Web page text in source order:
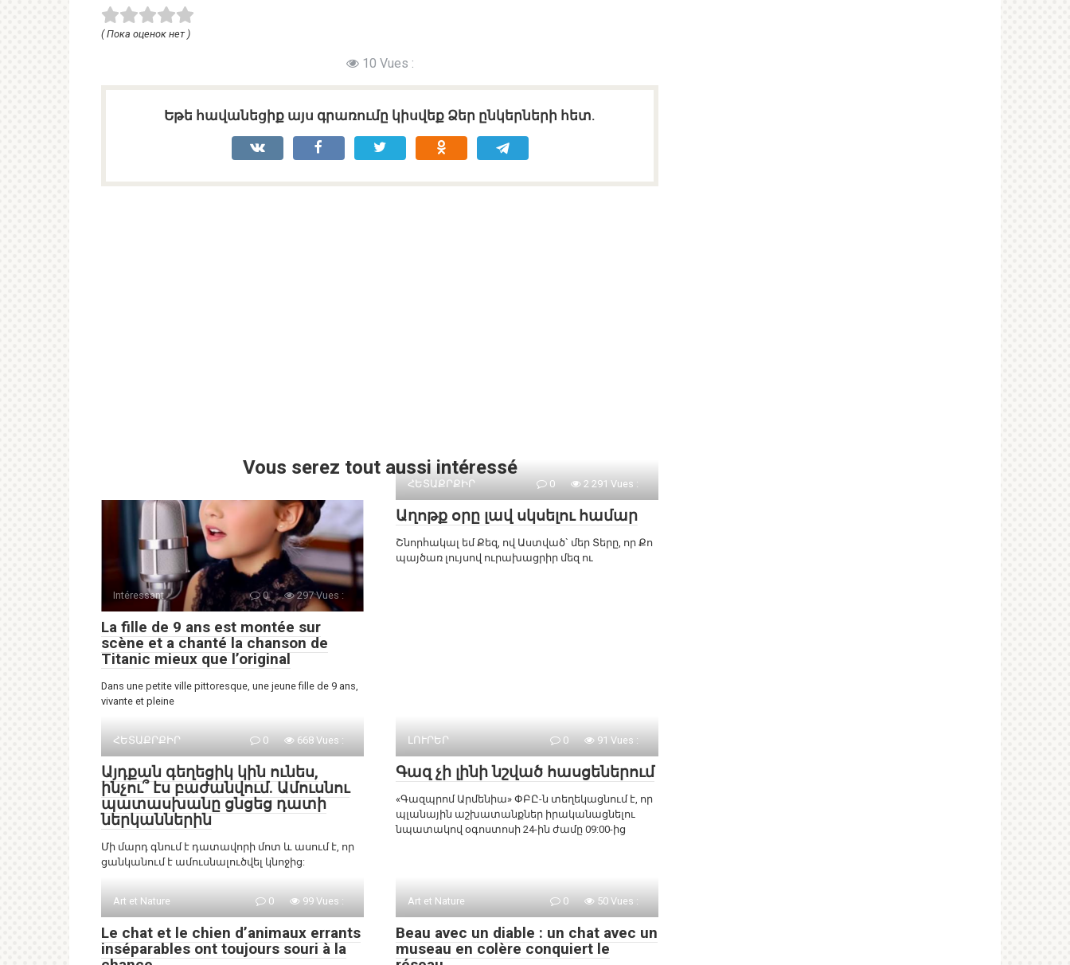
( Пока оценок нет )
10 Vues :
Եթե հավանեցիք այս գրառումը կիսվեք Ձեր ընկերների հետ.
Vous serez tout aussi intéressé
Intéressant 0 297 Vues :
La fille de 9 ans est montée sur
scène et a chanté la chanson de
Titanic mieux que l’original
Dans une petite ville pittoresque, une jeune fille de 9 ans,
vivante et pleine
ՀԵՏԱՔՐՔԻՐ 0 2 291 Vues :
Աղոթք օրը լավ սկսելու համար
Շնորհակալ եմ Քեզ, ով Աստված` մեր Տերը, որ Քո
պայծառ լույսով ուրախացրիր մեզ ու
ՀԵՏԱՔՐՔԻՐ 0 668 Vues :
Այդքան գեղեցիկ կին ունես,
ինչու՞ էս բաժանվում. Ամուսնու
պատասխանը ցնցեց դատի
ներկաններին
Մի մարդ գնում է դատավորի մոտ և ասում է, որ
ցանկանում է ամուսնալուծվել կնոջից:
ԼՈՒՐԵՐ 0 91 Vues :
Գազ չի լինի նշված հասցեներում
«Գազպրոմ Արմենիա» ՓԲԸ-ն տեղեկացնում է, որ
պլանային աշխատանքներ իրականացնելու
նպատակով օգոստոսի 24-ին ժամը 09:00-ից
Art et Nature 0 99 Vues :
Le chat et le chien d’animaux errants
inséparables ont toujours souri à la
Art et Nature 0 50 Vues :
Beau avec un diable : un chat avec un
museau en colère conquiert le